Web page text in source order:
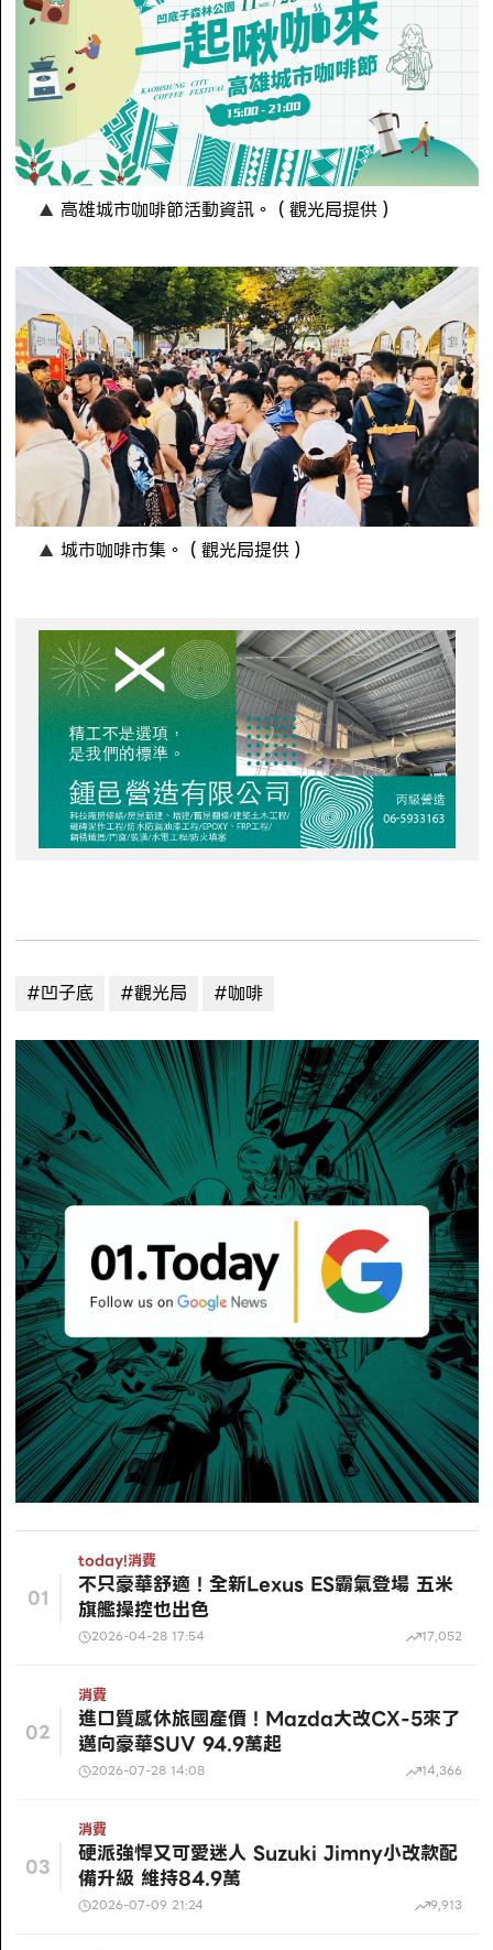
高雄城市咖啡節活動資訊。（觀光局提供）
城市咖啡市集。（觀光局提供）
#凹子底 #觀光局 #咖啡
01
today!消費
不只豪華舒適！全新Lexus ES霸氣登場 五米
旗艦操控也出色
2026-04-28 17:54 17,052
02
消費
進口質感休旅國產價！Mazda大改CX-5來了
邁向豪華SUV 94.9萬起
2026-07-28 14:08 14,366
03
消費
硬派強悍又可愛迷人 Suzuki Jimny小改款配
備升級 維持84.9萬
2026-07-09 21:24 9,913